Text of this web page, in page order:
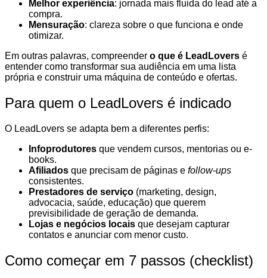
Melhor experiência: jornada mais fluida do lead até a
compra.
Mensuração: clareza sobre o que funciona e onde
otimizar.
Em outras palavras, compreender o que é LeadLovers é
entender como transformar sua audiência em uma lista
própria e construir uma máquina de conteúdo e ofertas.
Para quem o LeadLovers é indicado
O LeadLovers se adapta bem a diferentes perfis:
Infoprodutores que vendem cursos, mentorias ou e-
books.
Afiliados que precisam de páginas e follow-ups
consistentes.
Prestadores de serviço (marketing, design,
advocacia, saúde, educação) que querem
previsibilidade de geração de demanda.
Lojas e negócios locais que desejam capturar
contatos e anunciar com menor custo.
Como começar em 7 passos (checklist)